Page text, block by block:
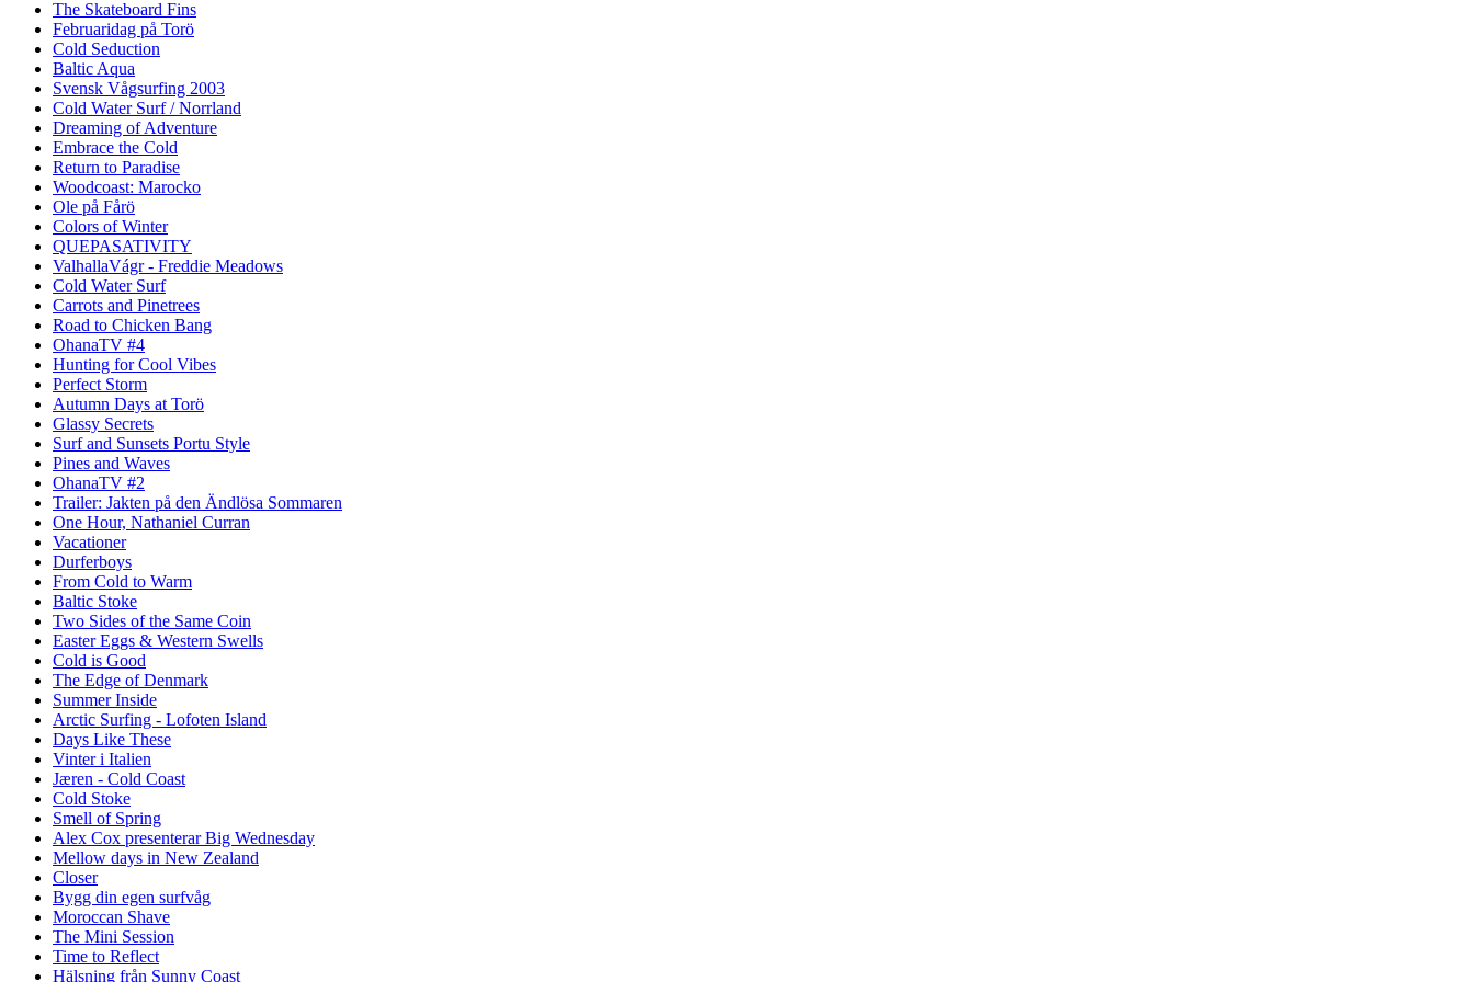
The Skateboard Fins
Februaridag på Torö
Cold Seduction
Baltic Aqua
Svensk Vågsurfing 2003
Cold Water Surf / Norrland
Dreaming of Adventure
Embrace the Cold
Return to Paradise
Woodcoast: Marocko
Ole på Fårö
Colors of Winter
QUEPASATIVITY
ValhallaVágr - Freddie Meadows
Cold Water Surf
Carrots and Pinetrees
Road to Chicken Bang
OhanaTV #4
Hunting for Cool Vibes
Perfect Storm
Autumn Days at Torö
Glassy Secrets
Surf and Sunsets Portu Style
Pines and Waves
OhanaTV #2
Trailer: Jakten på den Ändlösa Sommaren
One Hour, Nathaniel Curran
Vacationer
Durferboys
From Cold to Warm
Baltic Stoke
Two Sides of the Same Coin
Easter Eggs & Western Swells
Cold is Good
The Edge of Denmark
Summer Inside
Arctic Surfing - Lofoten Island
Days Like These
Vinter i Italien
Jæren - Cold Coast
Cold Stoke
Smell of Spring
Alex Cox presenterar Big Wednesday
Mellow days in New Zealand
Closer
Bygg din egen surfvåg
Moroccan Shave
The Mini Session
Time to Reflect
Hälsning från Sunny Coast